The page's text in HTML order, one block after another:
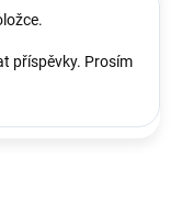
příspěvky. Prosím